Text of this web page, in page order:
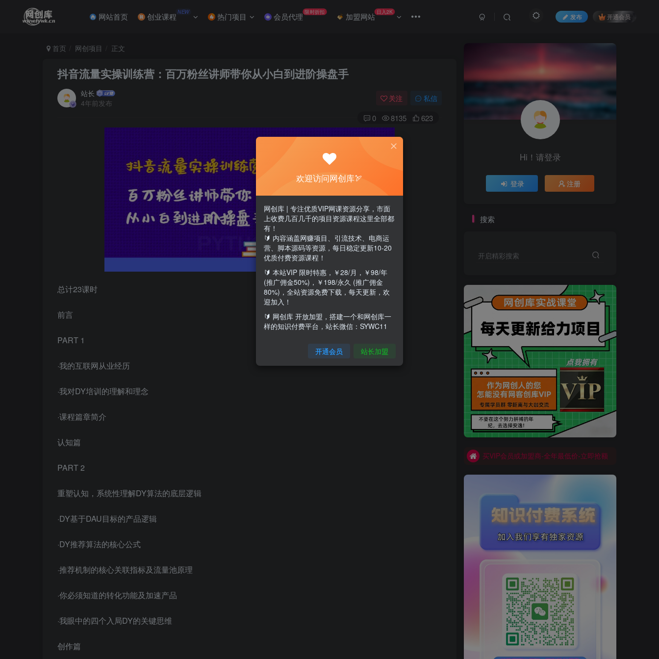
网站首页 创业课程 NEW 热门项目 会员代理 限时折扣 加盟网站 日入2K
发布 开通会员
首页 网创项目 正文
抖音流量实操训练营：百万粉丝讲师带你从小白到进阶操盘手
站长
4年前发布
关注 私信
0 8135 623
总计23课时
前言
PART 1
·我的互联网从业经历
·我对DY培训的理解和理念
·课程篇章简介
认知篇
PART 2
重塑认知，系统性理解DY算法的底层逻辑
·DY基于DAU目标的产品逻辑
·DY推荐算法的核心公式
·推荐机制的核心关联指标及流量池原理
·你必须知道的转化功能及加速产品
·我眼中的四个入局DY的关键思维
创作篇
Hi！请登录
登录 注册
搜索
开启精彩搜索
买VIP会员或加盟商-全年最低价-立即抢额
网创库-限时优惠 别错过!
买VIP会员或加盟商-全年最低价-立即抢额
网创库-限时优惠 别错过!
欢迎访问网创库🏹
网创库 | 专注优质VIP网课资源分享，市面
上收费几百几千的项目资源课程这里全部都
有！
🔰 内容涵盖网赚项目、引流技术、电商运
营、脚本源码等资源，每日稳定更新10-20
优质付费资源课程！
🔰 本站VIP 限时特惠，￥28/月，￥98/年
(推广佣金50%)，￥198/永久 (推广佣金
80%)，全站资源免费下载，每天更新，欢
迎加入！
🔰 网创库 开放加盟，搭建一个和网创库一
样的知识付费平台，站长微信：SYWC11
开通会员 站长加盟